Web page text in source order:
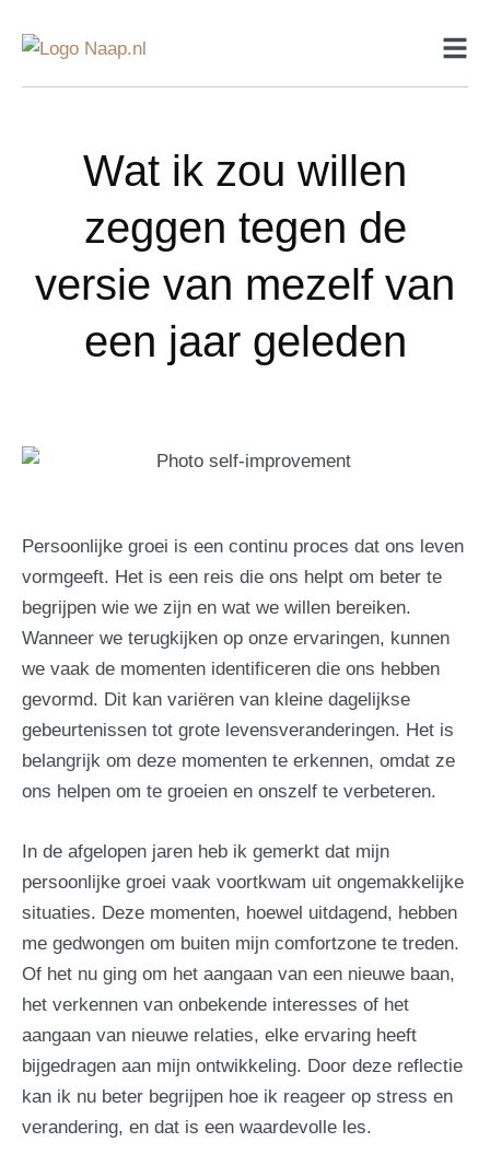
Wat ik zou willen
zeggen tegen de
versie van mezelf van
een jaar geleden
Persoonlijke groei is een continu proces dat ons leven
vormgeeft. Het is een reis die ons helpt om beter te
begrijpen wie we zijn en wat we willen bereiken.
Wanneer we terugkijken op onze ervaringen, kunnen
we vaak de momenten identificeren die ons hebben
gevormd. Dit kan variëren van kleine dagelijkse
gebeurtenissen tot grote levensveranderingen. Het is
belangrijk om deze momenten te erkennen, omdat ze
ons helpen om te groeien en onszelf te verbeteren.
In de afgelopen jaren heb ik gemerkt dat mijn
persoonlijke groei vaak voortkwam uit ongemakkelijke
situaties. Deze momenten, hoewel uitdagend, hebben
me gedwongen om buiten mijn comfortzone te treden.
Of het nu ging om het aangaan van een nieuwe baan,
het verkennen van onbekende interesses of het
aangaan van nieuwe relaties, elke ervaring heeft
bijgedragen aan mijn ontwikkeling. Door deze reflectie
kan ik nu beter begrijpen hoe ik reageer op stress en
verandering, en dat is een waardevolle les.